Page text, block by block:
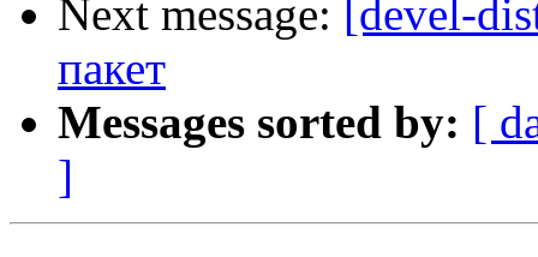
Next message: [devel-
пакет
Messages sorted by: [
]